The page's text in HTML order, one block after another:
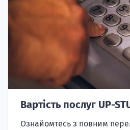
Вартість послуг UP-
Ознайомтесь з повним